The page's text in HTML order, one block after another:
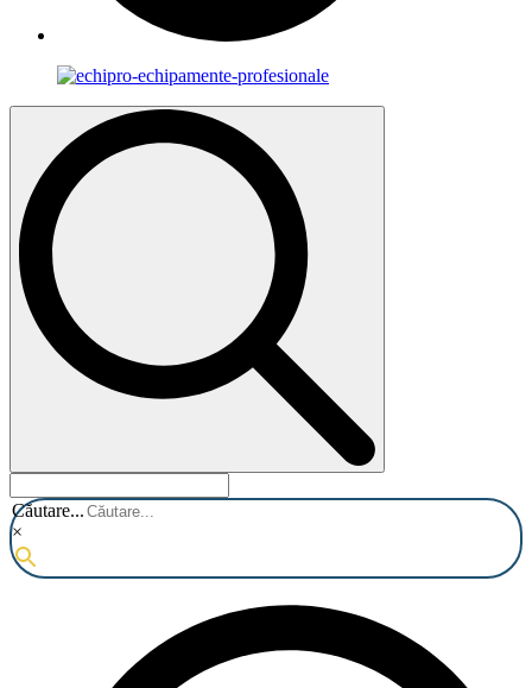
Search
Căutare...
×